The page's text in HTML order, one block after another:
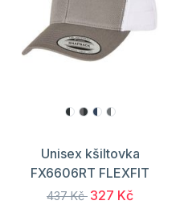
Unisex kšiltovka
FX6606RT FLEXFIT
437 Kč 327 Kč